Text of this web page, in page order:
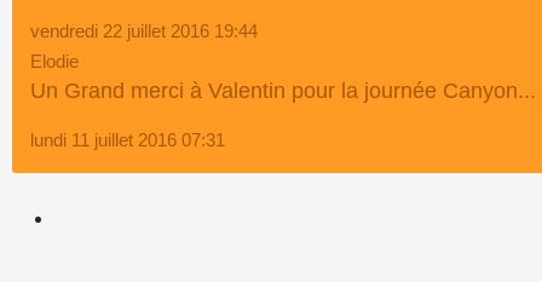
vendredi 22 juillet 2016 19:44
Elodie
Un Grand merci à Valentin pour la journée Canyon...
lundi 11 juillet 2016 07:31